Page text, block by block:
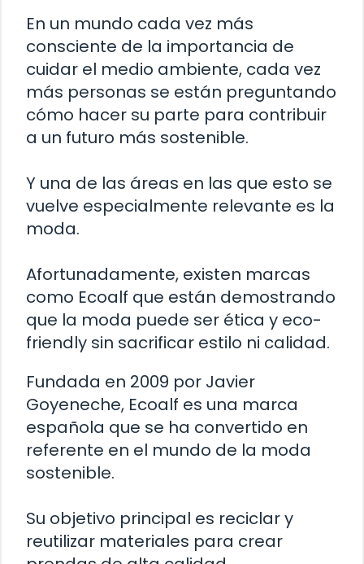
En un mundo cada vez más
consciente de la importancia de
cuidar el medio ambiente, cada vez
más personas se están preguntando
cómo hacer su parte para contribuir
a un futuro más sostenible.
Y una de las áreas en las que esto se
vuelve especialmente relevante es la
moda.
Afortunadamente, existen marcas
como Ecoalf que están demostrando
que la moda puede ser ética y eco-
friendly sin sacrificar estilo ni calidad.
Fundada en 2009 por Javier
Goyeneche, Ecoalf es una marca
española que se ha convertido en
referente en el mundo de la moda
sostenible.
Su objetivo principal es reciclar y
reutilizar materiales para crear